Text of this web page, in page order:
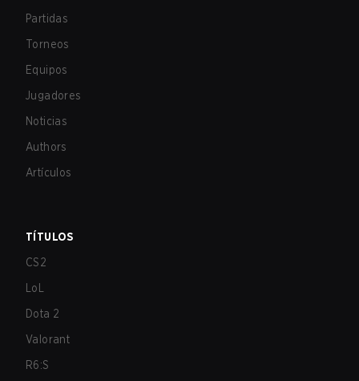
Partidas
Torneos
Equipos
Jugadores
Noticias
Authors
Artículos
TÍTULOS
CS2
LoL
Dota 2
Valorant
R6:S